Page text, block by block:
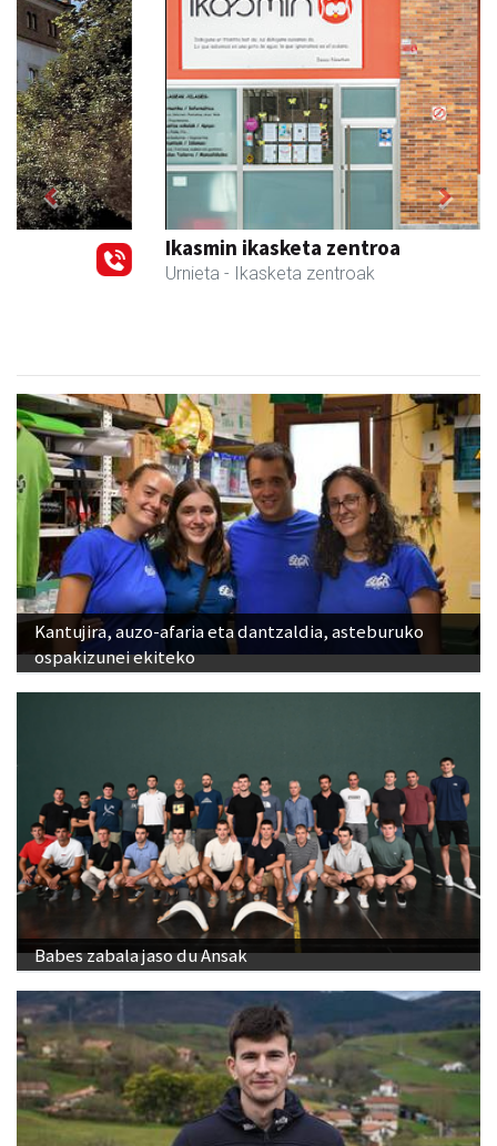
Ikasmin ikasketa zentroa
- Ikasketa zentroak
Previous Next
Kantujira, auzo-afaria eta dantzaldia, asteburuko
ospakizunei ekiteko
Babes zabala jaso du Ansak